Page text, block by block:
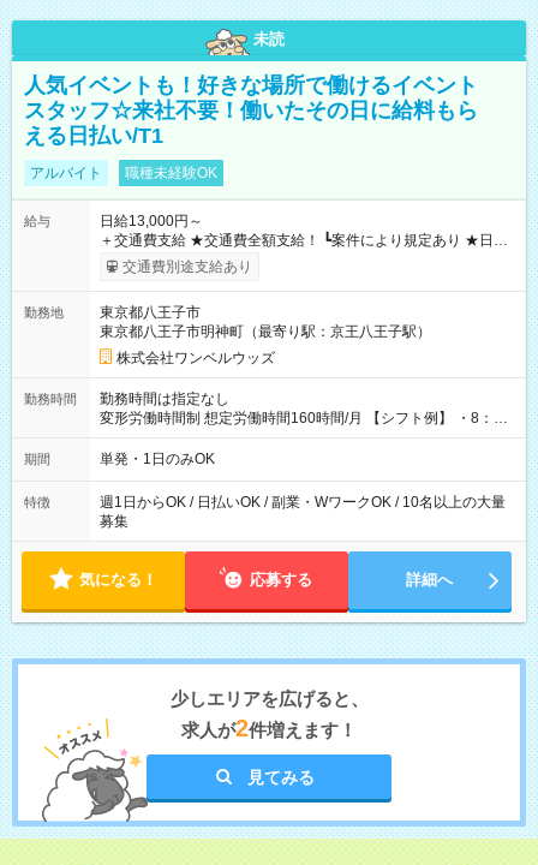
未読
人気イベントも！好きな場所で働けるイベント
スタッフ☆来社不要！働いたその日に給料もら
える日払い/T1
アルバイト 職種未経験OK
給与
日給13,000円～
＋交通費支給 ★交通費全額支給！ ┗案件により規定あり ★日払
いOK！（規定あり） ┗働いたその日に現金GET♪ お仕事後はコ
ンビニATMから 日払い分を引き落とせます！ 【試用期間】試
交通費別途支給あり
勤務地
東京都八王子市
東京都八王子市明神町（最寄り駅：京王八王子駅）
株式会社ワンベルウッズ
勤務時間
勤務時間は指定なし
変形労働時間制 想定労働時間160時間/月 【シフト例】 ・8：00
～21：00
期間 単発・1日のみOK
特徴
週1日からOK / 日払いOK / 副業・WワークOK / 10名以上の大量
募集
気になる！ 応募する 詳細へ
少しエリアを広げると、
求人が2件増えます！
見てみる